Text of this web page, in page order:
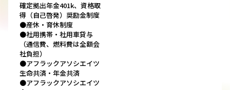
確定拠出年金401k、資格取
得（自己啓発）奨励金制度
●産休・育休制度
●社用携帯・社用車貸与
（通信費、燃料費は全額会
社負担）
●アフラックアソシエイツ
生命共済・年金共済
●アフラックアソシエイツ